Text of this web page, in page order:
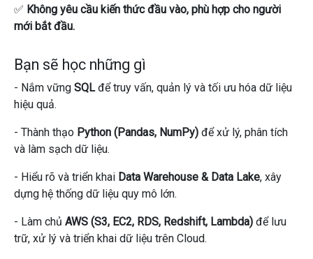
✅ Không yêu cầu kiến thức đầu vào, phù hợp cho người
mới bắt đầu.
Bạn sẽ học những gì
- Nắm vững SQLđể truy vấn, quản lý và tối ưu hóa dữ liệu
hiệu quả.
- Thành thạo Python (Pandas, NumPy) để xử lý, phân tích
và làm sạch dữ liệu.
- Hiểu rõ và triển khai Data Warehouse & Data Lake, xây
dựng hệ thống dữ liệu quy mô lớn.
- Làm chủ AWS (S3, EC2, RDS, Redshift, Lambda) để lưu
trữ, xử lý và triển khai dữ liệu trên Cloud.